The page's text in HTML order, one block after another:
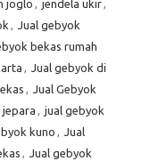
joglo , jendela ukir,
, Jual gebyok
bekas rumah
, Jual gebyok di
, Jual Gebyok
, jual gebyok
kuno , Jual
, Jual gebyok